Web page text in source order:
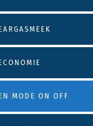
MODE ON OFF